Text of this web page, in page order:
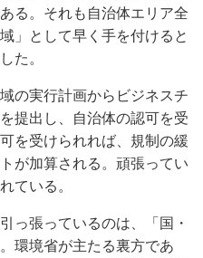
る。それも自治体エリア全
」として早く手を付けると
た。
の実行計画からビジネスチ
提出し、自治体の認可を受
を受けられれば、規制の緩
が加算される。頑張ってい
ている。
っ張っているのは、「国・
環境省が主たる裏方であ